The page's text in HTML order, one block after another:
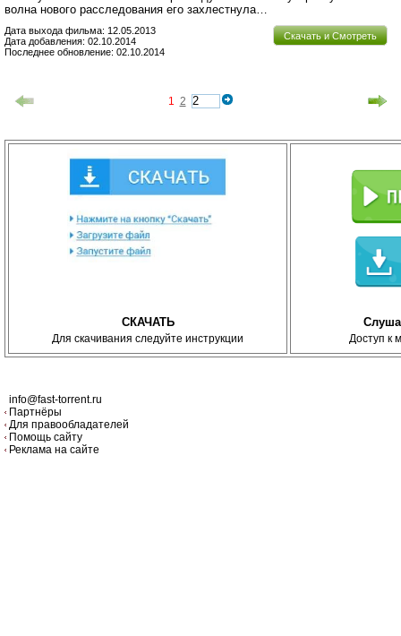
волна нового расследования его захлестнула…
Скачать и Смотреть
Дата выхода фильма: 12.05.2013
Дата добавления: 02.10.2014
Последнее обновление: 02.10.2014
1 2
СКАЧАТЬ
Для скачивания следуйте инструкции Доступ к
info@fast-torrent.ru
Партнёры
Для правообладателей
Помощь сайту
Реклама на сайте